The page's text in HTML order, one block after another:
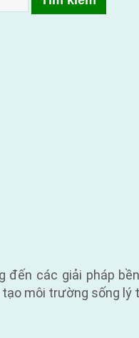
đến các giải pháp
môi trường sống lý